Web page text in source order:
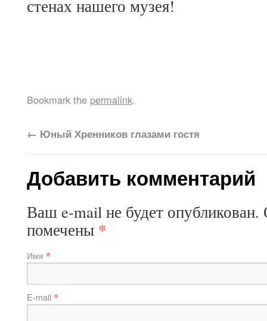
стенах нашего музея!
Bookmark the permalink.
← Юный Хренников глазами гостя
Добавить комментарий
Ваш e-mail не будет опубликован.
помечены *
Имя *
E-mail *